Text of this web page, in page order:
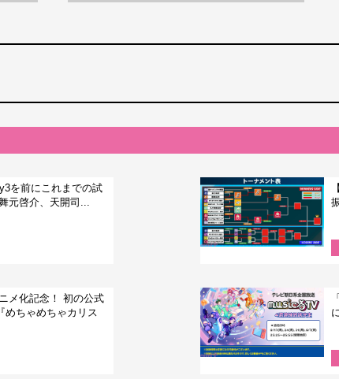
を前にこれまでの試
元啓介、天開司...
メ化記念！ 初の公式
めちゃめちゃカリス